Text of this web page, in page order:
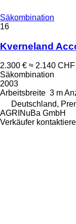
Säkombination
16
Kverneland
2.300 € ≈ 2.140 CHF
Säkombination
2003
Arbeitsbreite 3 m
Deutschland,
AGRINuBa GmbH
Verkäufer